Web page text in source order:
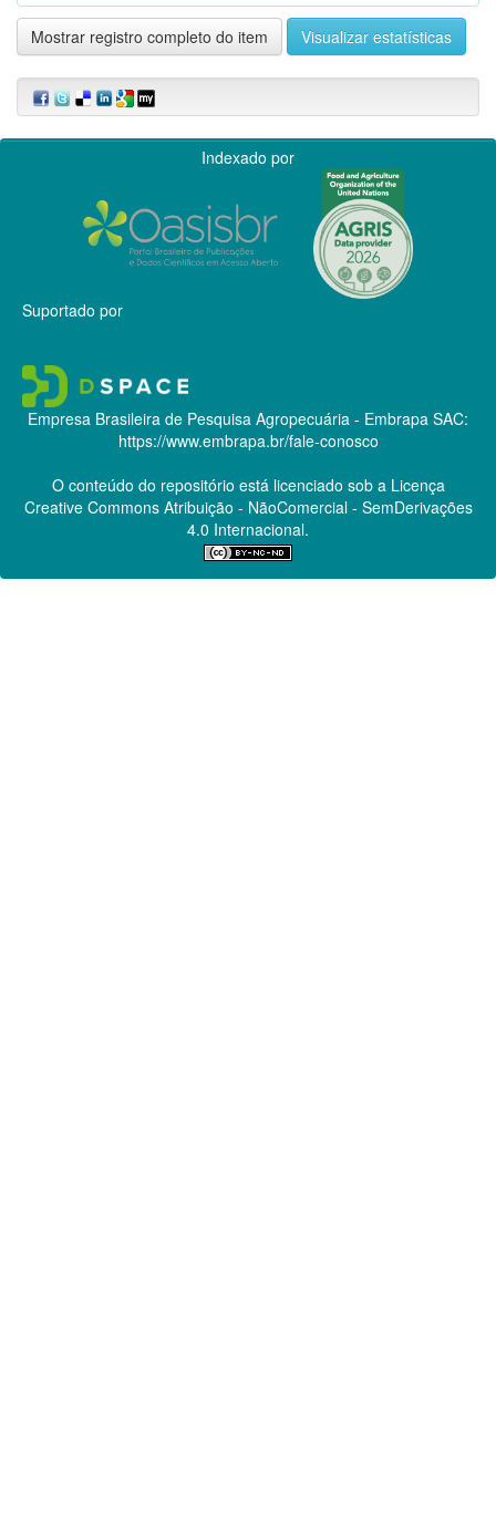
Mostrar registro completo do item Visualizar estatísticas
Indexado por
Suportado por
Empresa Brasileira de Pesquisa Agropecuária - Embrapa SAC:
https://www.embrapa.br/fale-conosco
O conteúdo do repositório está licenciado sob a Licença
Creative CommonsAtribuição - NãoComercial - SemDerivações
4.0 Internacional.